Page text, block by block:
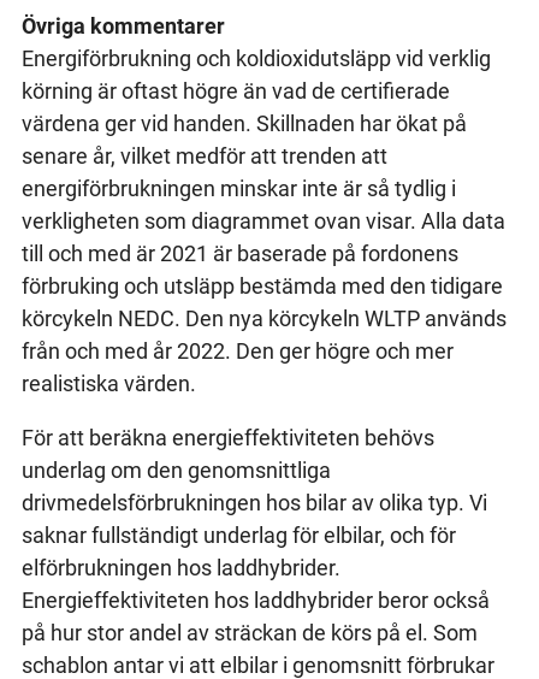
Övriga kommentarer
Energiförbrukning och koldioxidutsläpp vid verklig
körning är oftast högre än vad de certifierade
värdena ger vid handen. Skillnaden har ökat på
senare år, vilket medför att trenden att
energiförbrukningen minskar inte är så tydlig i
verkligheten som diagrammet ovan visar. Alla data
till och med är 2021 är baserade på fordonens
förbruking och utsläpp bestämda med den tidigare
körcykeln NEDC. Den nya körcykeln WLTP används
från och med år 2022. Den ger högre och mer
realistiska värden.
För att beräkna energieffektiviteten behövs
underlag om den genomsnittliga
drivmedelsförbrukningen hos bilar av olika typ. Vi
saknar fullständigt underlag för elbilar, och för
elförbrukningen hos laddhybrider.
Energieffektiviteten hos laddhybrider beror också
på hur stor andel av sträckan de körs på el. Som
schablon antar vi att elbilar i genomsnitt förbrukar